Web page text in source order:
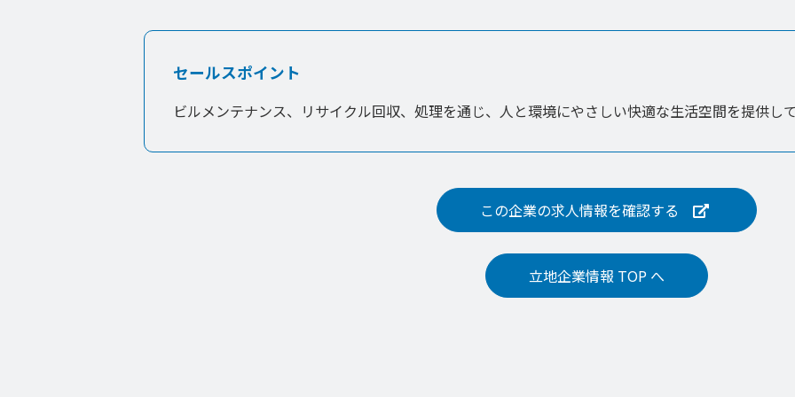
セールスポイント
ビルメンテナンス、リサイクル回収、処理を通じ、人と環境にやさしい快適な生活空間を提供して
この企業の求人情報を確認する
立地企業情報 TOP へ